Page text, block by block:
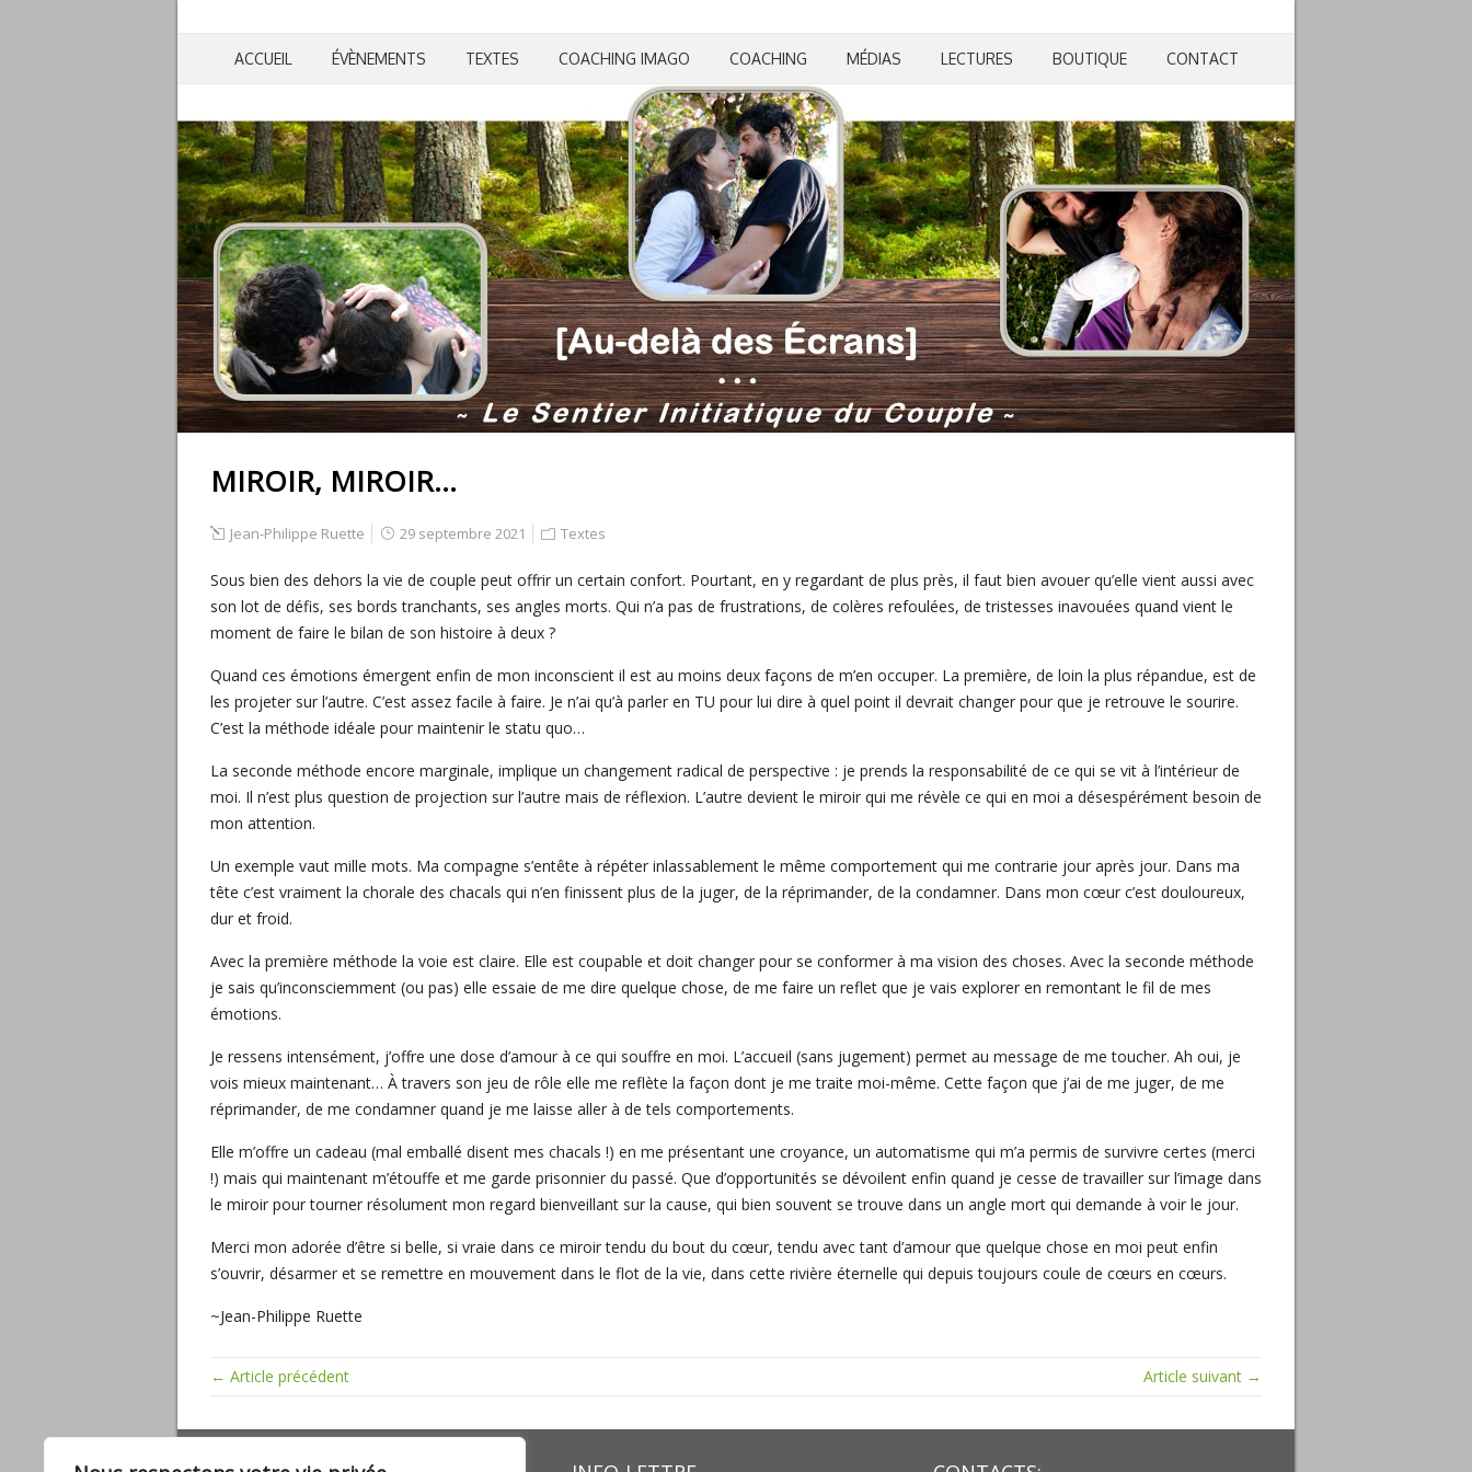
ACCUEIL ÉVÈNEMENTS TEXTES COACHING IMAGO COACHING MÉDIAS LECTURES BOUTIQUE CONTACT
MIROIR, MIROIR…
Jean-Philippe Ruette 29 septembre 2021 Textes
Sous bien des dehors la vie de couple peut offrir un certain confort. Pourtant, en y regardant de plus près, il faut bien avouer qu’elle vient aussi avec
son lot de défis, ses bords tranchants, ses angles morts. Qui n’a pas de frustrations, de colères refoulées, de tristesses inavouées quand vient le
moment de faire le bilan de son histoire à deux ?
Quand ces émotions émergent enfin de mon inconscient il est au moins deux façons de m’en occuper. La première, de loin la plus répandue, est de
les projeter sur l’autre. C’est assez facile à faire. Je n’ai qu’à parler en TU pour lui dire à quel point il devrait changer pour que je retrouve le sourire.
C’est la méthode idéale pour maintenir le statu quo…
La seconde méthode encore marginale, implique un changement radical de perspective : je prends la responsabilité de ce qui se vit à l’intérieur de
moi. Il n’est plus question de projection sur l’autre mais de réflexion. L’autre devient le miroir qui me révèle ce qui en moi a désespérément besoin de
mon attention.
Un exemple vaut mille mots. Ma compagne s’entête à répéter inlassablement le même comportement qui me contrarie jour après jour. Dans ma
tête c’est vraiment la chorale des chacals qui n’en finissent plus de la juger, de la réprimander, de la condamner. Dans mon cœur c’est douloureux,
dur et froid.
Avec la première méthode la voie est claire. Elle est coupable et doit changer pour se conformer à ma vision des choses. Avec la seconde méthode
je sais qu’inconsciemment (ou pas) elle essaie de me dire quelque chose, de me faire un reflet que je vais explorer en remontant le fil de mes
émotions.
Je ressens intensément, j’offre une dose d’amour à ce qui souffre en moi. L’accueil (sans jugement) permet au message de me toucher. Ah oui, je
vois mieux maintenant… À travers son jeu de rôle elle me reflète la façon dont je me traite moi-même. Cette façon que j’ai de me juger, de me
réprimander, de me condamner quand je me laisse aller à de tels comportements.
Elle m’offre un cadeau (mal emballé disent mes chacals !) en me présentant une croyance, un automatisme qui m’a permis de survivre certes (merci
!) mais qui maintenant m’étouffe et me garde prisonnier du passé. Que d’opportunités se dévoilent enfin quand je cesse de travailler sur l’image dans
le miroir pour tourner résolument mon regard bienveillant sur la cause, qui bien souvent se trouve dans un angle mort qui demande à voir le jour.
Merci mon adorée d’être si belle, si vraie dans ce miroir tendu du bout du cœur, tendu avec tant d’amour que quelque chose en moi peut enfin
s’ouvrir, désarmer et se remettre en mouvement dans le flot de la vie, dans cette rivière éternelle qui depuis toujours coule de cœurs en cœurs.
~Jean-Philippe Ruette
← Article précédent Article suivant →